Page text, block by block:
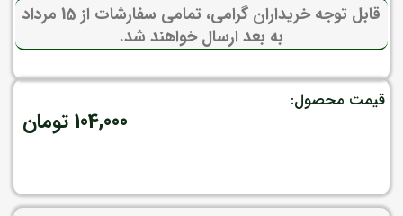
قابل توجه خریداران گرامی، تمامی سفارشات از 15 مرداد
به بعد ارسال خواهند شد.
قیمت محصول:
104,000 تومان